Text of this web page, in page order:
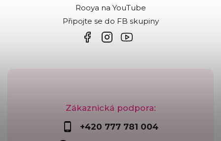
Zákaznická podpora:
+420 777 781 004
Rooya na YouTube
Připojte se do FB skupiny